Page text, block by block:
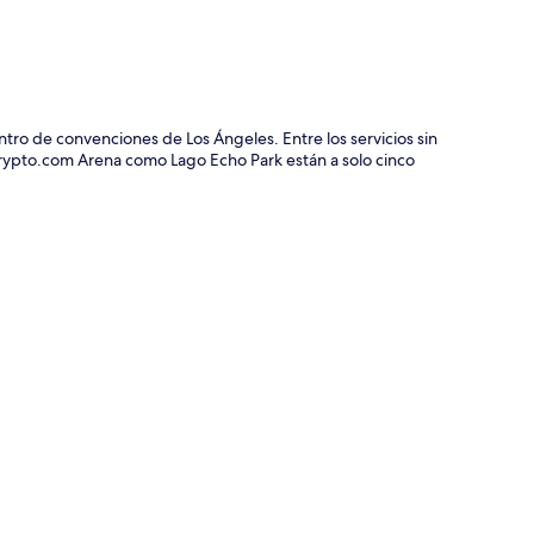
de convenciones de Los Ángeles. Entre los servicios sin
Arena como Lago Echo Park están a solo cinco